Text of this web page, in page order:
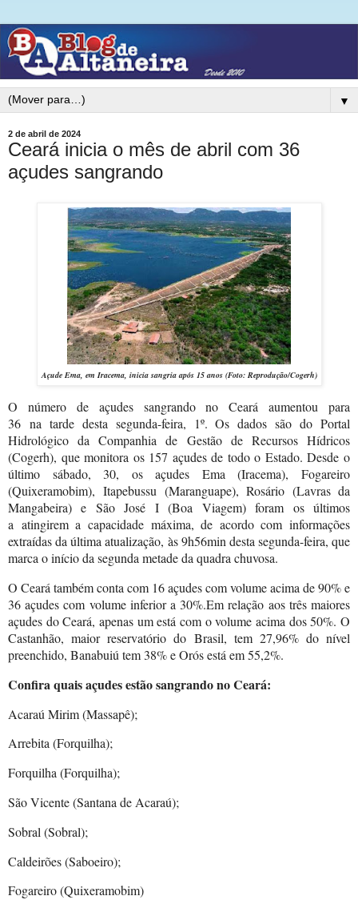
▼
2 de abril de 2024
Ceará inicia o mês de abril com 36
açudes sangrando
Açude Ema, em Iracema, inicia sangria após 15 anos (Foto: Reprodução/Cogerh)
O número de açudes sangrando no Ceará aumentou para
36 na tarde desta segunda-feira, 1º. Os dados são do Portal
Hidrológico da Companhia de Gestão de Recursos Hídricos
(Cogerh), que monitora os 157 açudes de todo o Estado. Desde o
último sábado, 30, os açudes Ema (Iracema), Fogareiro
(Quixeramobim), Itapebussu (Maranguape), Rosário (Lavras da
Mangabeira) e São José I (Boa Viagem) foram os últimos
a atingirem a capacidade máxima, de acordo com informações
extraídas da última atualização, às 9h56min desta segunda-feira, que
marca o início da segunda metade da quadra chuvosa.
O Ceará também conta com 16 açudes com volume acima de 90% e
36 açudes com volume inferior a 30%.Em relação aos três maiores
açudes do Ceará, apenas um está com o volume acima dos 50%. O
Castanhão, maior reservatório do Brasil, tem 27,96% do nível
preenchido, Banabuiú tem 38% e Orós está em 55,2%.
Confira quais açudes estão sangrando no Ceará:
Acaraú Mirim (Massapê);
Arrebita (Forquilha);
Forquilha (Forquilha);
São Vicente (Santana de Acaraú);
Sobral (Sobral);
Caldeirões (Saboeiro);
Fogareiro (Quixeramobim)